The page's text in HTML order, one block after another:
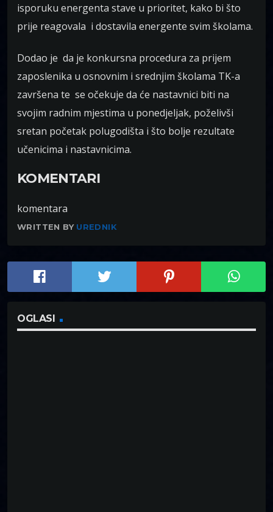
isporuku energenta stave u prioritet, kako bi što
prije reagovala i dostavila energente svim školama.
Dodao je da je konkursna procedura za prijem
zaposlenika u osnovnim i srednjim školama TK-a
završena te se očekuje da će nastavnici biti na
svojim radnim mjestima u ponedjeljak, poželivši
sretan početak polugodišta i što bolje rezultate
učenicima i nastavnicima.
KOMENTARI
komentara
WRITTEN BY UREDNIK
OGLASI